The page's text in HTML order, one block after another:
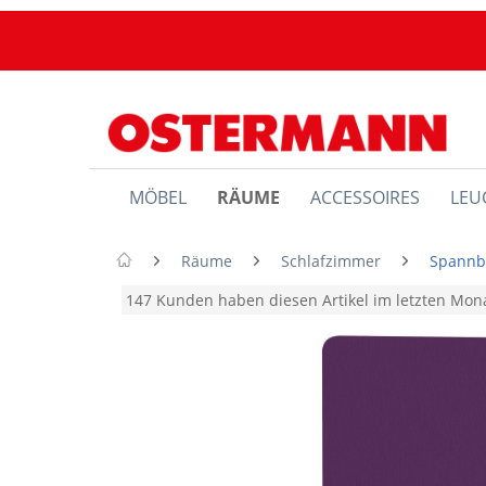
MÖBEL RÄUME ACCESSOIRES
Räume Schlafzimmer
147 Kunden haben diesen Artikel im letzten